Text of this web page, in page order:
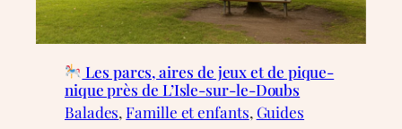
Les parcs, aires de jeux et de pique-
nique près de L’Isle-sur-le-Doubs
Balades, Famille et enfants, Guides